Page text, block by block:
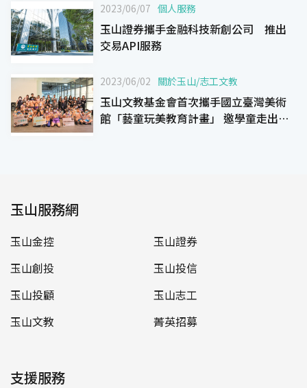
2023/06/07 個人服務
玉山證券攜手金融科技新創公司 推出
交易API服務
2023/06/02 關於玉山/志工文教
玉山文教基金會首次攜手國立臺灣美術
館「藝童玩美教育計畫」 邀學童走出校
玉山服務網
玉山金控
玉山證券
玉山創投
玉山投信
玉山投顧
玉山志工
玉山文教
菁英招募
支援服務